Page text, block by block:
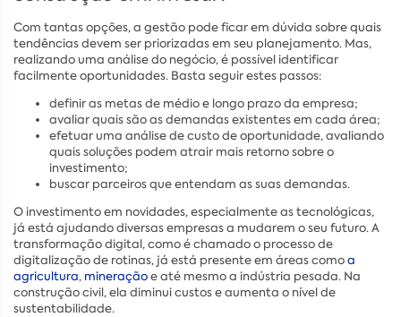
Com tantas opções, a gestão pode ficar em dúvida sobre quais
tendências devem ser priorizadas em seu planejamento. Mas,
realizando uma análise do negócio, é possível identificar
facilmente oportunidades. Basta seguir estes passos:
definir as metas de médio e longo prazo da empresa;
avaliar quais são as demandas existentes em cada área;
efetuar uma análise de custo de oportunidade, avaliando
quais soluções podem atrair mais retorno sobre o
investimento;
buscar parceiros que entendam as suas demandas.
O investimento em novidades, especialmente as tecnológicas,
já está ajudando diversas empresas a mudarem o seu futuro. A
transformação digital, como é chamado o processo de
digitalização de rotinas, já está presente em áreas comoa
agricultura, mineraçãoe até mesmo a indústria pesada. Na
construção civil, ela diminui custos e aumenta o nível de
sustentabilidade.